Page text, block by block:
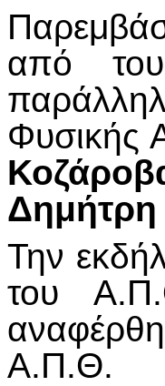
από
Φυσικής
Δημήτρη
Την
του
Α.Π.Θ.